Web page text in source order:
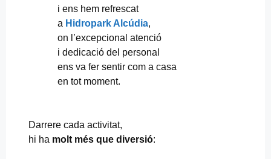
i ens hem refrescat
a Hidropark Alcúdia,
on l’excepcional atenció
i dedicació del personal
ens va fer sentir com a casa
en tot moment.
Darrere cada activitat,
hi ha molt més que diversió: